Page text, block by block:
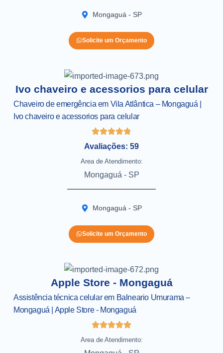
Mongaguá - SP
Solicite um Orçamento
Ivo chaveiro e acessorios para celular
Chaveiro de emergência em Vila Atlântica – Mongaguá |
Ivo chaveiro e acessorios para celular
Avaliações: 59
Area de Atendimento:
Mongaguá - SP
Mongaguá - SP
Solicite um Orçamento
Apple Store - Mongaguá
Assistência técnica celular em Balneario Umurama –
Mongaguá | Apple Store - Mongaguá
Area de Atendimento: